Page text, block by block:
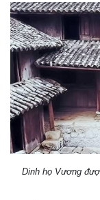
Dinh họ Vương